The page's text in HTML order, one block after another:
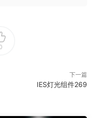
下一篇
IES灯光组件269